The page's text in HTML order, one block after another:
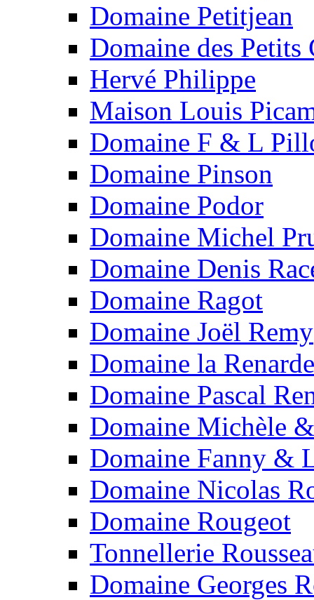
Domaine Petitjean
Domaine des Petits
Hervé Philippe
Maison Louis
Domaine F & L
Domaine Pinson
Domaine Podor
Domaine Michel
Domaine Denis
Domaine Ragot
Domaine Joël Remy
Domaine la Renarde
Domaine Pascal
Domaine Michèle
Domaine Fanny &
Domaine Nicolas
Domaine Rougeot
Tonnellerie
Domaine Georges